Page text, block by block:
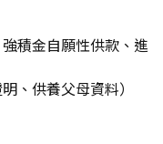
積金自願性供款、進
、供養父母資料）